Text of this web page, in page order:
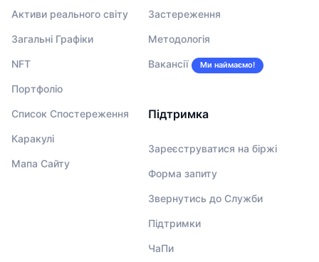
Активи реального світу
Загальні Графіки
NFT
Портфоліо
Список Спостереження
Каракулі
Мапа Сайту
Застереження
Методологія
Вакансії Ми наймаємо!
Підтримка
Зареєструватися на біржі
Форма запиту
Звернутись до Служби
Підтримки
ЧаПи